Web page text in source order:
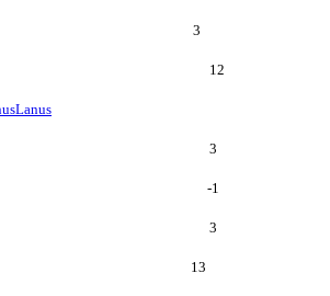
3
12
Lanus
3
-1
3
13